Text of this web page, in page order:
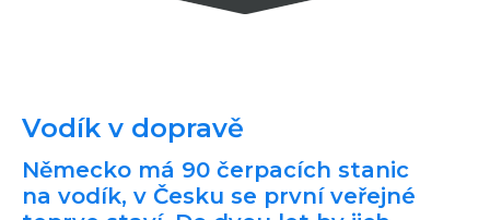
Vodík v dopravě
Německo má 90 čerpacích stanic
na vodík, v Česku se první veřejné